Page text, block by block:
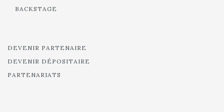
BACKSTAGE
DEVENIR PARTENAIRE
DEVENIR DÉPOSITAIRE
PARTENARIATS